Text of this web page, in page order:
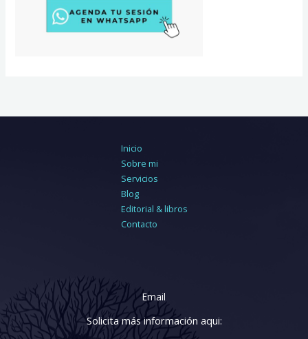
Inicio
Sobre mi
Servicios
Blog
Editorial & libros
Contacto
Email
Solicita más información aqui: